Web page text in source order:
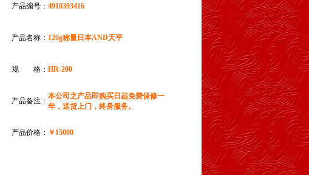
产品编号： 4910393416
产品名称： 120g称量日本AND天平
规 格： HR-200
产品备注：
本公司之产品即购买日起免费保修一
年，送货上门，终身服务。
产品价格： ￥15000